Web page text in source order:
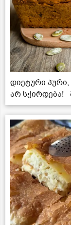
დიეტური
არ სჭირდება! -